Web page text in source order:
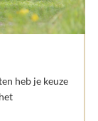
heb je keuze